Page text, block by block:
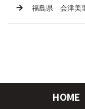
福島県 会津美
HOME